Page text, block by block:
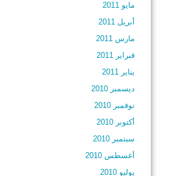
مايو 2011
أبريل 2011
مارس 2011
فبراير 2011
يناير 2011
ديسمبر 2010
نوفمبر 2010
أكتوبر 2010
سبتمبر 2010
أغسطس 2010
يوليو 2010